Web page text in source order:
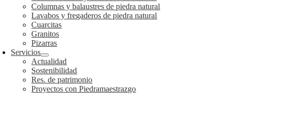
Columnas y balaustres de piedra natural
Lavabos y fregaderos de piedra natural
Cuarcitas
Granitos
Pizarras
Servicios
Actualidad
Sostenibilidad
Res. de patrimonio
Proyectos con Piedramaestrazgo